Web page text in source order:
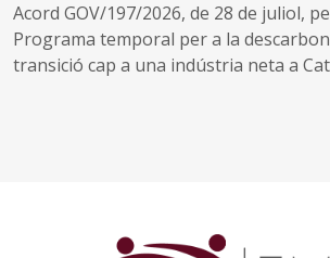
Acord GOV/197/2026, de 28 de juliol,
Programa temporal per a la
transició cap a una indústria neta a